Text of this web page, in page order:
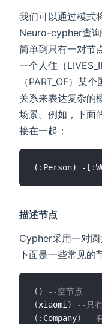
我们可以通过模式
Neuro-cypher查询
简单到只有一对节
一个人住（
（PART_OF）某
关系来表达复杂的
场景。例如，下面
接在一起：
描述节点
Cypher采用一对
下面是一些常见的
( )
--空节点
(xiaomi)
--只
( :Company)
--